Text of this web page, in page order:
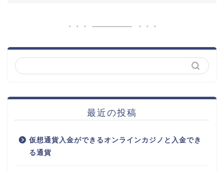
最近の投稿
仮想通貨入金ができるオンラインカジノと入金でき
る通貨